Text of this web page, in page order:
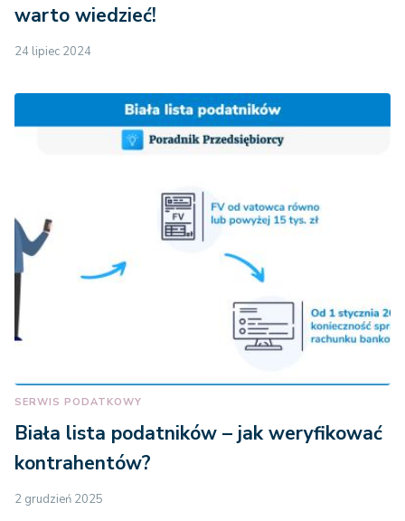
warto wiedzieć!
24 lipiec 2024
SERWIS PODATKOWY
Biała lista podatników – jak weryfikować
kontrahentów?
2 grudzień 2025